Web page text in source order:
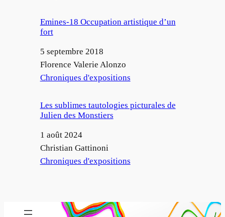
Emines-18 Occupation artistique d’un
fort
Date
5 septembre 2018
Auteur
Florence Valerie Alonzo
Par rapport à
Chroniques d'expositions
Les sublimes tautologies picturales de
Julien des Monstiers
Date
1 août 2024
Auteur
Christian Gattinoni
Par rapport à
Chroniques d'expositions